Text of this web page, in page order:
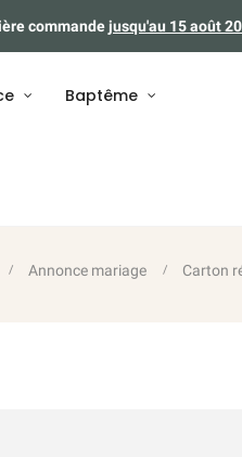
commandejusqu'au 15 août
Baptême
Annonce mariage Carton